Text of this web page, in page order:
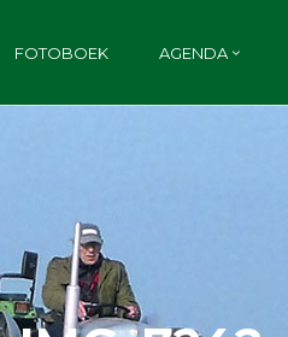
FOTOBOEK AGENDA